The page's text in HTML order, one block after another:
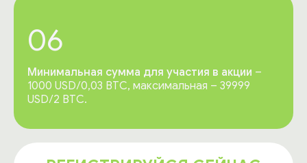
06
Минимальная сумма для участия в акции –
1000 USD/0,03 BTC, максимальная – 39999
USD/2 BTC.